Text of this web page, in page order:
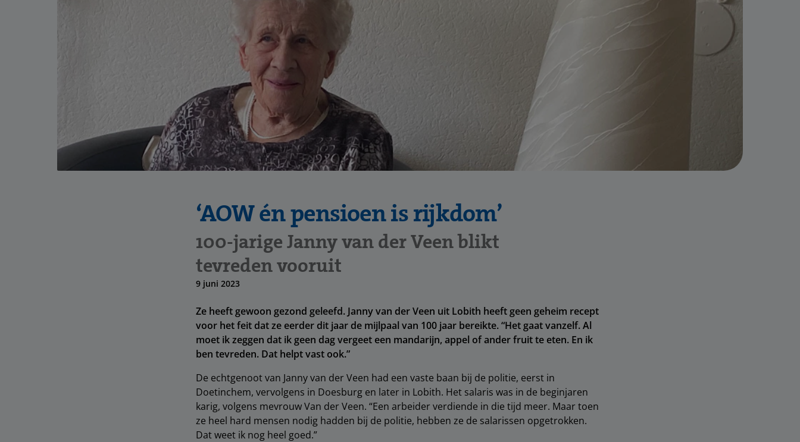
‘AOW én pensioen is rijkdom’
100-jarige Janny van der Veen blikt
tevreden vooruit
9 juni 2023
Ze heeft gewoon gezond geleefd. Janny van der Veen uit Lobith heeft geen geheim recept
voor het feit dat ze eerder dit jaar de mijlpaal van 100 jaar bereikte. “Het gaat vanzelf. Al
moet ik zeggen dat ik geen dag vergeet een mandarijn, appel of ander fruit te eten. En ik
ben tevreden. Dat helpt vast ook.”
De echtgenoot van Janny van der Veen had een vaste baan bij de politie, eerst in
Doetinchem, vervolgens in Doesburg en later in Lobith. Het salaris was in de beginjaren
karig, volgens mevrouw Van der Veen. “Een arbeider verdiende in die tijd meer. Maar toen
ze heel hard mensen nodig hadden bij de politie, hebben ze de salarissen opgetrokken.
Dat weet ik nog heel goed.”